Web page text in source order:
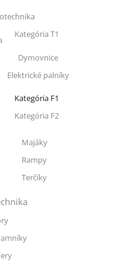
Kategória T1
Dymovnice
Elektrické palníky
Kategória F1
Kategória F2
Majáky
Rampy
Terčíky